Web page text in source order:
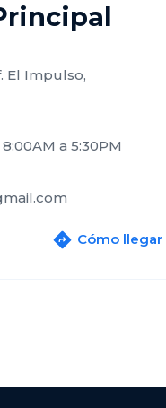
El Impulso,
a 5:30PM
Cómo llegar